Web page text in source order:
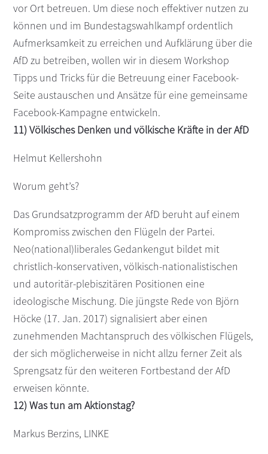
vor Ort betreuen. Um diese noch effektiver nutzen zu
können und im Bundestagswahlkampf ordentlich
Aufmerksamkeit zu erreichen und Aufklärung über die
AfD zu betreiben, wollen wir in diesem Workshop
Tipps und Tricks für die Betreuung einer Facebook-
Seite austauschen und Ansätze für eine gemeinsame
Facebook-Kampagne entwickeln.
11) Völkisches Denken und völkische Kräfte in der AfD
Helmut Kellershohn
Worum geht’s?
Das Grundsatzprogramm der AfD beruht auf einem
Kompromiss zwischen den Flügeln der Partei.
Neo(national)liberales Gedankengut bildet mit
christlich-konservativen, völkisch-nationalistischen
und autoritär-plebiszitären Positionen eine
ideologische Mischung. Die jüngste Rede von Björn
Höcke (17. Jan. 2017) signalisiert aber einen
zunehmenden Machtanspruch des völkischen Flügels,
der sich möglicherweise in nicht allzu ferner Zeit als
Sprengsatz für den weiteren Fortbestand der AfD
erweisen könnte.
12) Was tun am Aktionstag?
Markus Berzins, LINKE